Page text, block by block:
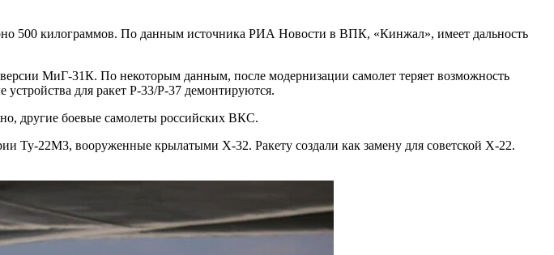
500 килограммов. По данным источника РИА Новости в ВПК, «Кинжал», имеет дальность
МиГ-31К. По некоторым данным, после модернизации самолет теряет возможность
для ракет Р-33/Р-37 демонтируются.
другие боевые самолеты российских ВКС.
Ту-22М3, вооруженные крылатыми Х-32. Ракету создали как замену для советской Х-22.